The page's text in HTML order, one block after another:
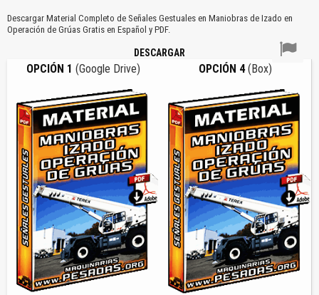
Descargar Material Completo de Señales Gestuales en Maniobras de Izado en
Operación de Grúas Gratis en Español y PDF.
DESCARGAR
OPCIÓN 1 (Google Drive) OPCIÓN 4(Box)